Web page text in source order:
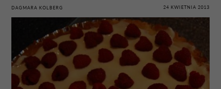
DAGMARA KOLBERG 24 KWIETNIA 2013